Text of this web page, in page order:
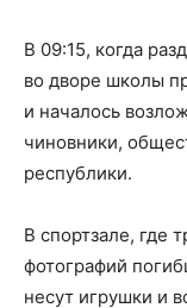
В 09:15, когда
во дворе школы
и началось
чиновники,
республики.
В спортзале, где
фотографий
несут игрушки и